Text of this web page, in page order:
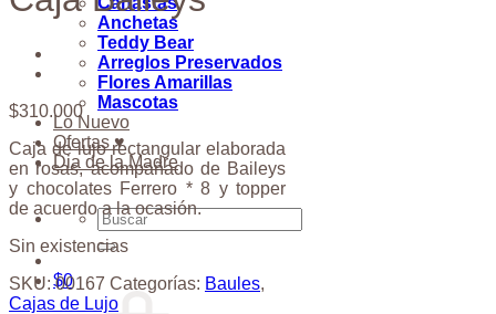
Anchetas
Teddy Bear
Arreglos Preservados
Flores Amarillas
Mascotas
Lo Nuevo
Ofertas ♥
Dia de la Madre
Buscar
por:
$0
$310.000
Caja de lujo rectangular elaborada
en rosas, acompañado de Baileys
y chocolates Ferrero * 8 y topper
de acuerdo a la ocasión.
Sin existencias
SKU:00167 Categorías: Baules,
Cajas de Lujo